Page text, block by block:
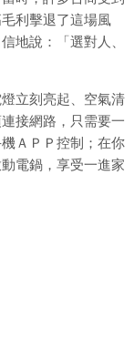
利擊退了這場風
地說：「選對人、
立刻亮起、空氣清
接網路，只需要一
ＡＰＰ控制；在你
電鍋，享受一進家